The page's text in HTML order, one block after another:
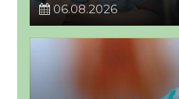
06.08.2026